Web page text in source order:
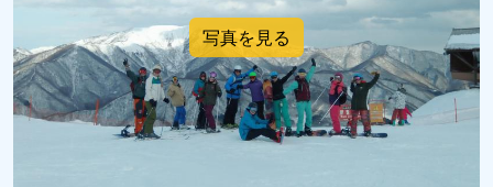
写真を見る